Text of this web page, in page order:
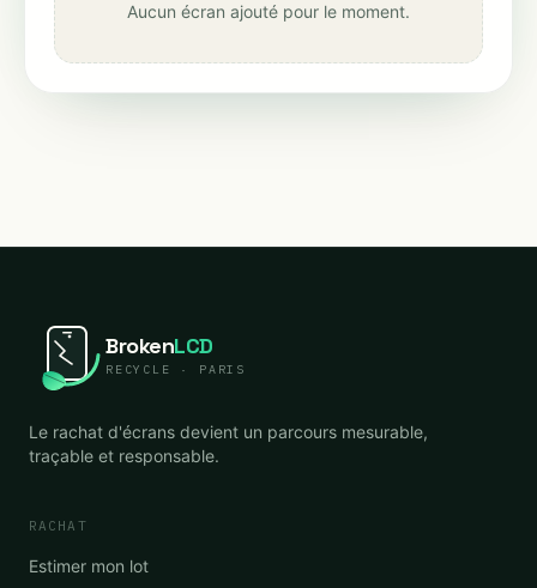
Aucun écran ajouté pour le moment.
BrokenLCD
RECYCLE · PARIS
Le rachat d'écrans devient un parcours mesurable,
traçable et responsable.
RACHAT
Estimer mon lot